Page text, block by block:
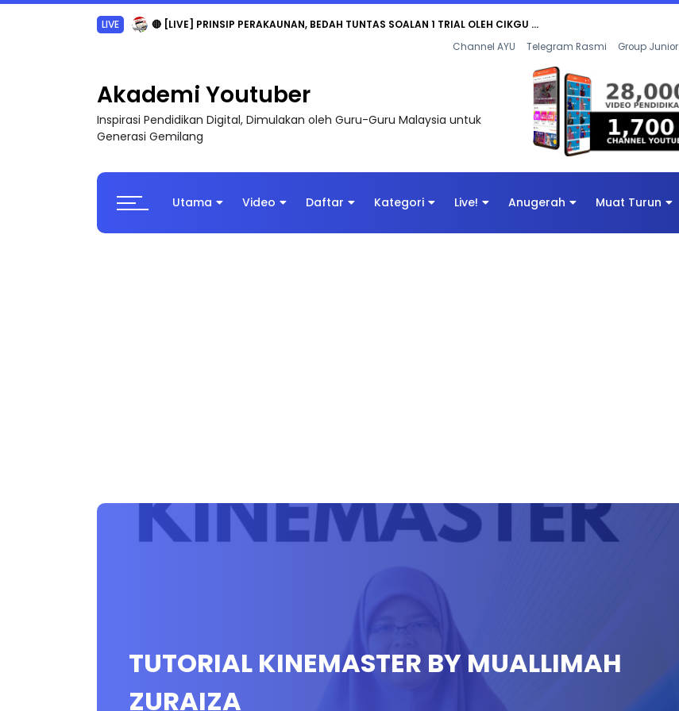
TRANSFORMASI DIGITAL GURU SIRI 7 : PAHLAWAN DIGITAL PENYELAMAT DUNIA
Channel AYU Telegram Rasmi Group Junior
Akademi Youtuber
Inspirasi Pendidikan Digital, Dimulakan oleh Guru-Guru Malaysia untuk
Generasi Gemilang
Utama Video Daftar Kategori Live! Anugerah Muat Turun
TUTORIAL KINEMASTER BY MUALLIMAH
ZURAIZA